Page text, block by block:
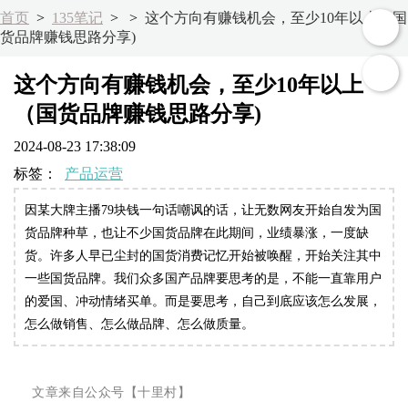
首页 > 135笔记 > > 这个方向有赚钱机会，至少10年以上（国
货品牌赚钱思路分享)
这个方向有赚钱机会，至少10年以上
（国货品牌赚钱思路分享)
2024-08-23 17:38:09
标签： 产品运营
因某大牌主播79块钱一句话嘲讽的话，让无数网友开始自发为国
货品牌种草，也让不少国货品牌在此期间，业绩暴涨，一度缺
货。许多人早已尘封的国货消费记忆开始被唤醒，开始关注其中
一些国货品牌。我们众多国产品牌要思考的是，不能一直靠用户
的爱国、冲动情绪买单。而是要思考，自己到底应该怎么发展，
怎么做销售、怎么做品牌、怎么做质量。
文章来自公众号【十里村】